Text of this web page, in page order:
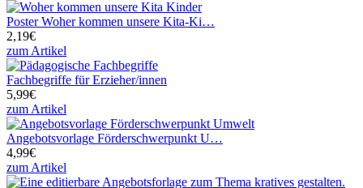
Poster Woher kommen unsere Kita-Ki…
2,19€
zum Artikel
Fachbegriffe für Erzieher/innen
5,99€
zum Artikel
Angebotsvorlage Förderschwerpunkt U…
4,99€
zum Artikel